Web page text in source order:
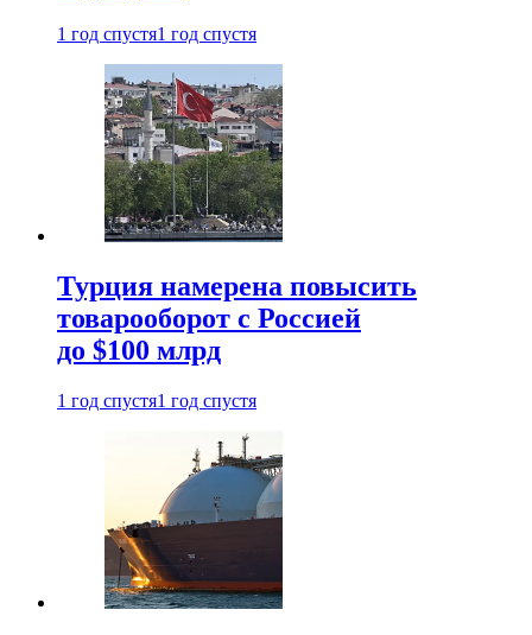
1 год спустя1 год спустя
Турция намерена повысить
товарооборот с Россией
до $100 млрд
1 год спустя1 год спустя